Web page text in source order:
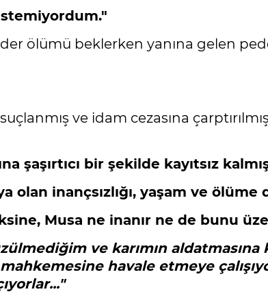
ölümü beklerken yanına gelen
ve idam cezasına
şaşırtıcı bir şekilde kayıtsız
olan inançsızlığı, yaşam ve
Musa ne inanır ne de bunu
ve karımın aldatmasına
havale etmeye